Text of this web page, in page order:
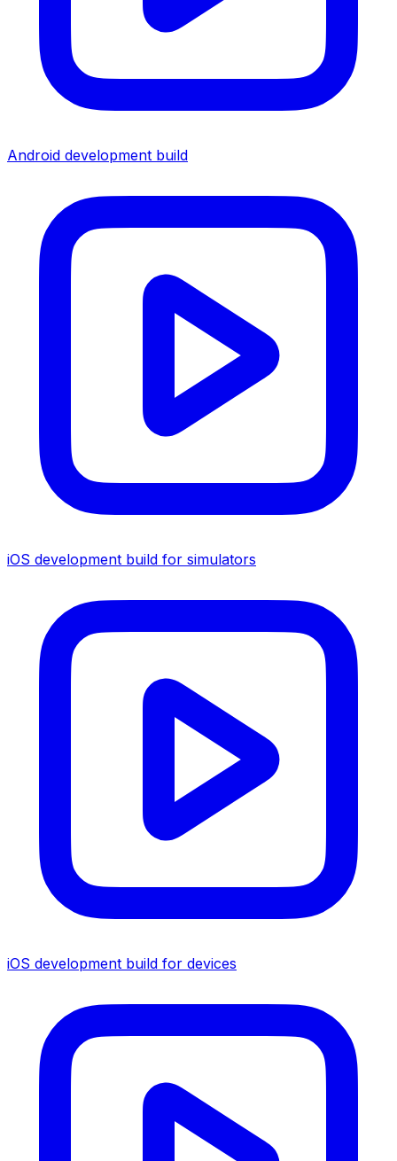
Android development build
iOS development build for simulators
iOS development build for devices